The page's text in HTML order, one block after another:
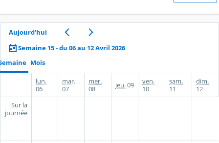
Aujourd’hui
Semaine 15 - du 06 au 12 Avril 2026
Mois
lun.
06
mar.
07
mer.
08
jeu.09
ven.
10
sam.
11
dim.
12
Sur la
journée